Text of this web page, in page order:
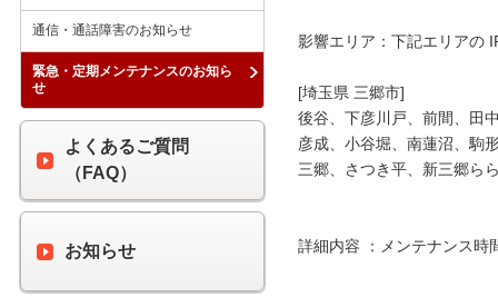
影響エリア：下記エリアの
[埼玉県 三郷市]
後谷、下彦川戸、前間、田
彦成、小谷堀、南蓮沼、駒
三郷、さつき平、新三郷ら
詳細内容 ：メンテナンス時
通信・通話障害のお知らせ
緊急・定期メンテナンスのお知ら
せ
よくあるご質問
（FAQ）
お知らせ